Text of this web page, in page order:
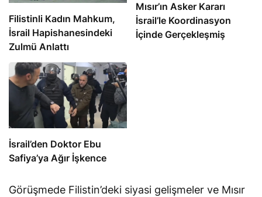
Filistinli Kadın Mahkum,
İsrail Hapishanesindeki
Zulmü Anlattı
Mısır’ın Asker Kararı
İsrail’le Koordinasyon
İçinde Gerçekleşmiş
İsrail’den Doktor Ebu
Safiya’ya Ağır İşkence
Görüşmede Filistin’deki siyasi gelişmeler ve Mısır